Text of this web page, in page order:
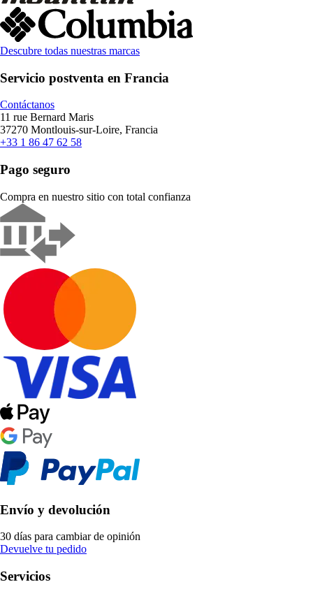
Descubre todas nuestras marcas
Servicio postventa en Francia
Contáctanos
11 rue Bernard Maris
37270 Montlouis-sur-Loire, Francia
+33 1 86 47 62 58
Pago seguro
Compra en nuestro sitio con total confianza
Envío y devolución
30 días para cambiar de opinión
Devuelve tu pedido
Servicios